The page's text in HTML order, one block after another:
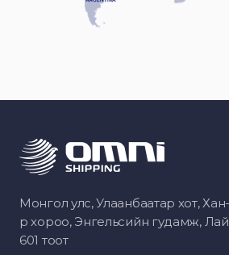
Монгол улс, Улаанбаатар хот, Хан-
р хороо, Энгельсийн гудамж,
601 тоот